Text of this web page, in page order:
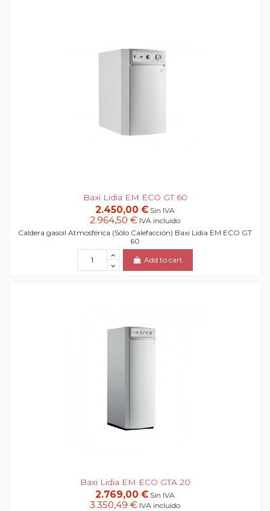
Baxi Lidia EM ECO GT 60
2.450,00 € Sin IVA
2.964,50 € IVA incluido
Caldera gasoil Atmosférica (Sólo Calefacción) Baxi Lidia EM ECO GT
60
Add to cart
Baxi Lidia EM ECO GTA 20
2.769,00 € Sin IVA
3.350,49 € IVA incluido